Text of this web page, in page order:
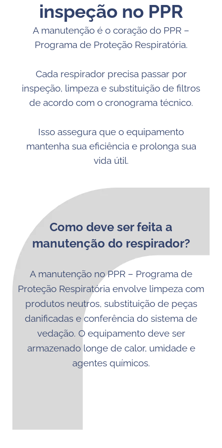
inspeção no PPR
A manutenção é o coração do PPR –
Programa de Proteção Respiratória.
Cada respirador precisa passar por
inspeção, limpeza e substituição de filtros
de acordo com o cronograma técnico.
Isso assegura que o equipamento
mantenha sua eficiência e prolonga sua
vida útil.
Como deve ser feita a
manutenção do respirador?
A manutenção no PPR – Programa de
Proteção Respiratória envolve limpeza com
produtos neutros, substituição de peças
danificadas e conferência do sistema de
vedação. O equipamento deve ser
armazenado longe de calor, umidade e
agentes químicos.